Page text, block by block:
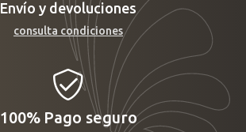
Envío y devoluciones
consulta condiciones
100% Pago seguro